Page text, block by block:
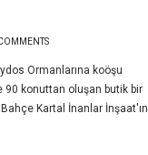
Ormanlarına koöşu
90 konuttan oluşan butik bir
Kartal İnanlar İnşaat'ın